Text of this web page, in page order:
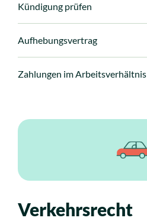
Kündigung prüfen
Aufhebungsvertrag
Zahlungen im Arbeitsverhältnis
Verkehrsrecht